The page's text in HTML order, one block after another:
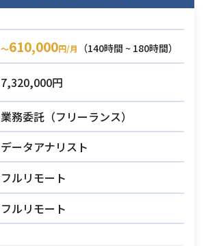
・実際のプロジェクトを担当するこ
・扱うデータや専門性により、外部
や社内有識者と課題や解決策につい
て検討しプロジェクト推進を行う。
・部署内外の若手データサイエンテ
ィスト候補への教育及び支援。
・データアナリストとしての実務経
験
・Python, SQLによるデータ加工、
〜610,000円/月
（140時間 ~ 180時間）
7,320,000円
業務委託（フリーランス）
データアナリスト
フルリモート
フルリモート